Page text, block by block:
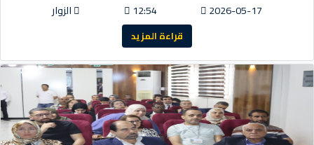
2026-05-17
12:54 الزوار
قراءة المزيد